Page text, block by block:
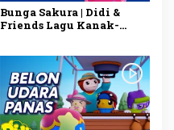
Bunga Sakura | Didi &
Friends Lagu Kanak-